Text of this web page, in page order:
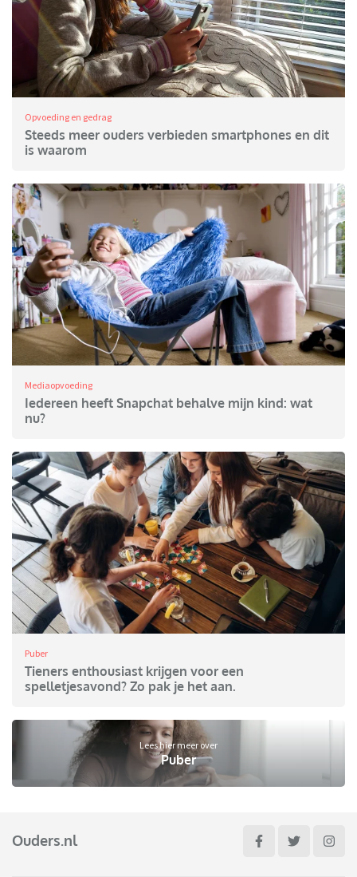
Opvoeding en gedrag
Steeds meer ouders verbieden smartphones en dit
is waarom
Mediaopvoeding
Iedereen heeft Snapchat behalve mijn kind: wat
nu?
Puber
Tieners enthousiast krijgen voor een
spelletjesavond? Zo pak je het aan.
Lees hier meer over
Puber
Ouders.nl